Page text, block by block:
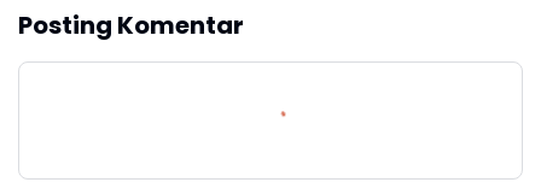
Posting Komentar